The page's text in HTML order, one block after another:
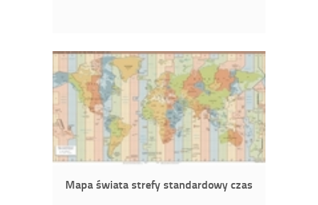
Mapa świata strefy standardowy czas